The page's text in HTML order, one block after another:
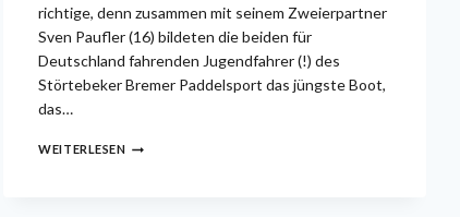
richtige, denn zusammen mit seinem Zweierpartner
Sven Paufler (16) bildeten die beiden für
Deutschland fahrenden Jugendfahrer (!) des
Störtebeker Bremer Paddelsport das jüngste Boot,
das…
WEITERLESENWELTMEISTERSCHAFTEN